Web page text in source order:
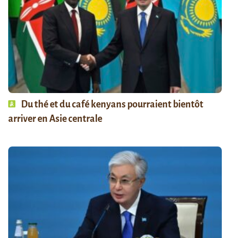
Du thé et du café kenyans pourraient bientôt
arriver en Asie centrale